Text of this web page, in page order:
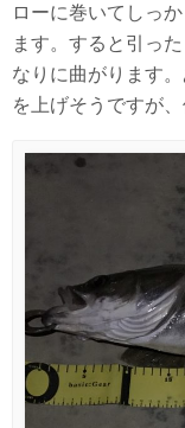
ローに巻いてしっ
ます。すると引っ
なりに曲がります
を上げそうですが、